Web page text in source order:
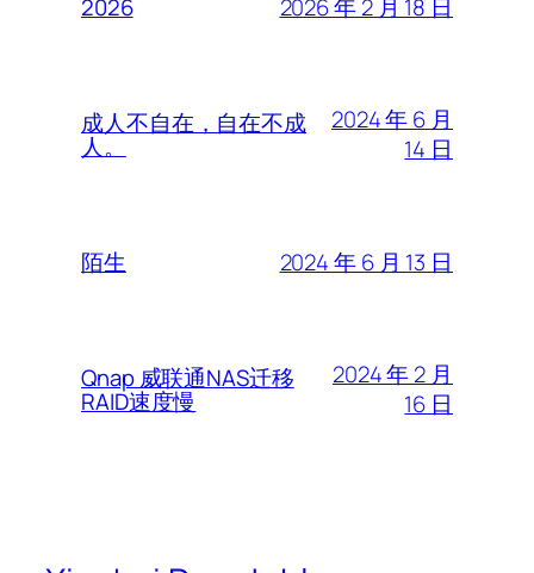
2026 2026 年 2 月 18 日
成人不自在，自在不成
人。
2024 年 6 月
14 日
陌生 2024 年 6 月 13 日
Qnap 威联通NAS迁移
RAID速度慢
2024 年 2 月
16 日